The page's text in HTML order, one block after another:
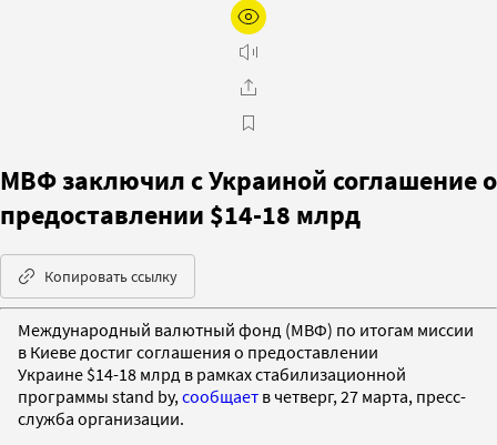
МВФ заключил с Украиной соглашение о
предоставлении $14-18 млрд
Копировать ссылку
Международный валютный фонд (МВФ) по итогам миссии
в Киеве достиг соглашения о предоставлении
Украине $14-18 млрд в рамках стабилизационной
программы stand by, сообщает в четверг, 27 марта, пресс-
служба организации.